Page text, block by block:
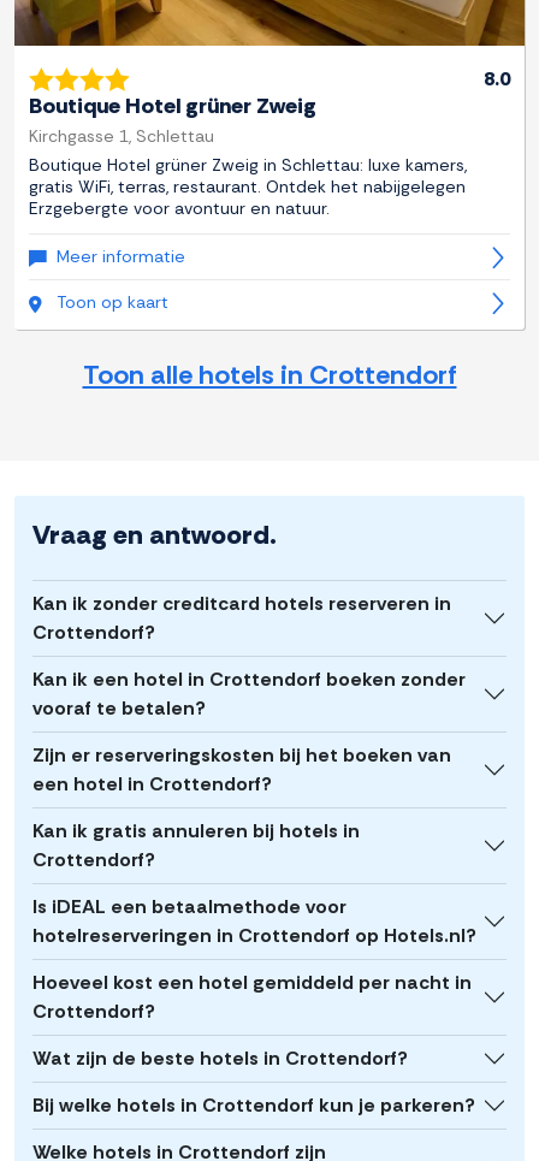
8.0
Boutique Hotel grüner Zweig
Kirchgasse 1, Schlettau
Boutique Hotel grüner Zweig in Schlettau: luxe kamers,
gratis WiFi, terras, restaurant. Ontdek het nabijgelegen
Erzgebergte voor avontuur en natuur.
Meer informatie
Toon op kaart
Toon alle hotels in Crottendorf
Vraag en antwoord.
Kan ik zonder creditcard hotels reserveren in
Crottendorf?
Kan ik een hotel in Crottendorf boeken zonder
vooraf te betalen?
Zijn er reserveringskosten bij het boeken van
een hotel in Crottendorf?
Kan ik gratis annuleren bij hotels in
Crottendorf?
Is iDEAL een betaalmethode voor
hotelreserveringen in Crottendorf op Hotels.nl?
Hoeveel kost een hotel gemiddeld per nacht in
Crottendorf?
Wat zijn de beste hotels in Crottendorf?
Bij welke hotels in Crottendorf kun je parkeren?
Welke hotels in Crottendorf zijn